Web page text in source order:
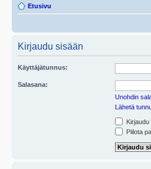
Etusivu
Kirjaudu sisään
Käyttäjätunnus:
Salasana:
Unohdin
Lähetä
Piilota